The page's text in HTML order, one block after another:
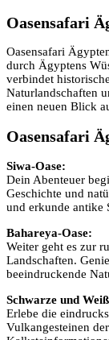
Oasensafari
Oasensafari
durch Ägyptens
verbindet
Naturlandschaften
einen neuen Blick
Oasensafari
Siwa-Oase:
Dein Abenteuer
Geschichte und
und erkunde antike
Bahareya-Oase:
Weiter geht es zur
Landschaften.
beeindruckende
Schwarze und
Erlebe die
Vulkangesteinen